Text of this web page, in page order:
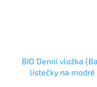
BIO Denní vložka
lístečky na modré